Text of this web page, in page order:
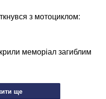
з мотоциклом:
меморіал загиблим
ще